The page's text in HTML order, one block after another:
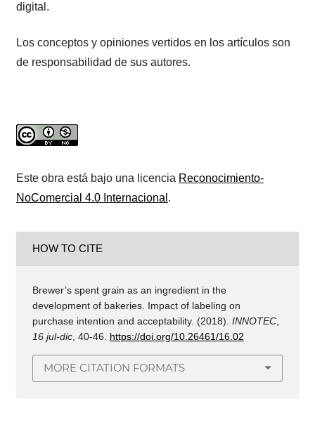
digital.
Los conceptos y opiniones vertidos en los artículos son
de responsabilidad de sus autores.
Este obra está bajo una licencia Reconocimiento-
NoComercial 4.0 Internacional .
HOW TO CITE
Brewer’s spent grain as an ingredient in the
development of bakeries. Impact of labeling on
purchase intention and acceptability. (2018). INNOTEC,
16 jul-dic, 40-46. https://doi.org/10.26461/16.02
MORE CITATION FORMATS